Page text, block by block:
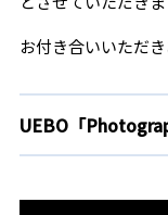
お付き合いいただ
UEBO「